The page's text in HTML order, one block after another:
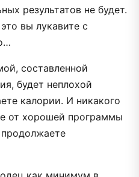
результатов не будет.
вы лукавите с
составленной
будет неплохой
калории. И никакого
от хорошей программы